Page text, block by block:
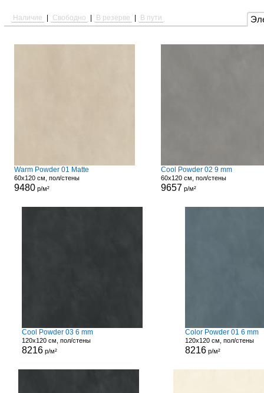
Наличие Свободно В резерве В пути
Warm Powder 01 Matte
60x120 см, пол/стены
9480р/м²
Cool Powder 02 9 mm
60x120 см, пол/стены
9657 р/м²
Cool Powder 03 6 mm
120x120 см, пол/стены
8216 р/м²
Color Powder 01 6 mm
120x120 см, пол/стены
8216 р/м²